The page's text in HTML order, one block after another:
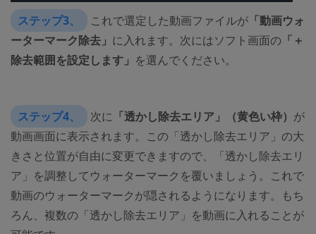
ステップ3、 これで選定した動画ファイルが 「動画ウォ
ーターマーク除去」 に入れます。次にはソフト画面の 「＋
除去範囲を設定します」 を選んでください。
ステップ4、 次に 「透かし除去エリア」（黄色い枠） が
動画画面に表示されます。この「透かし除去エリア」の大
きさと位置が自由に変更できますので、「透かし除去エリ
ア」を調整してウォーターマークを覆いましょう。これで
動画のウォーターマークが隠されるようになります。もち
ろん、複数の「透かし除去エリア」を動画に入れることが